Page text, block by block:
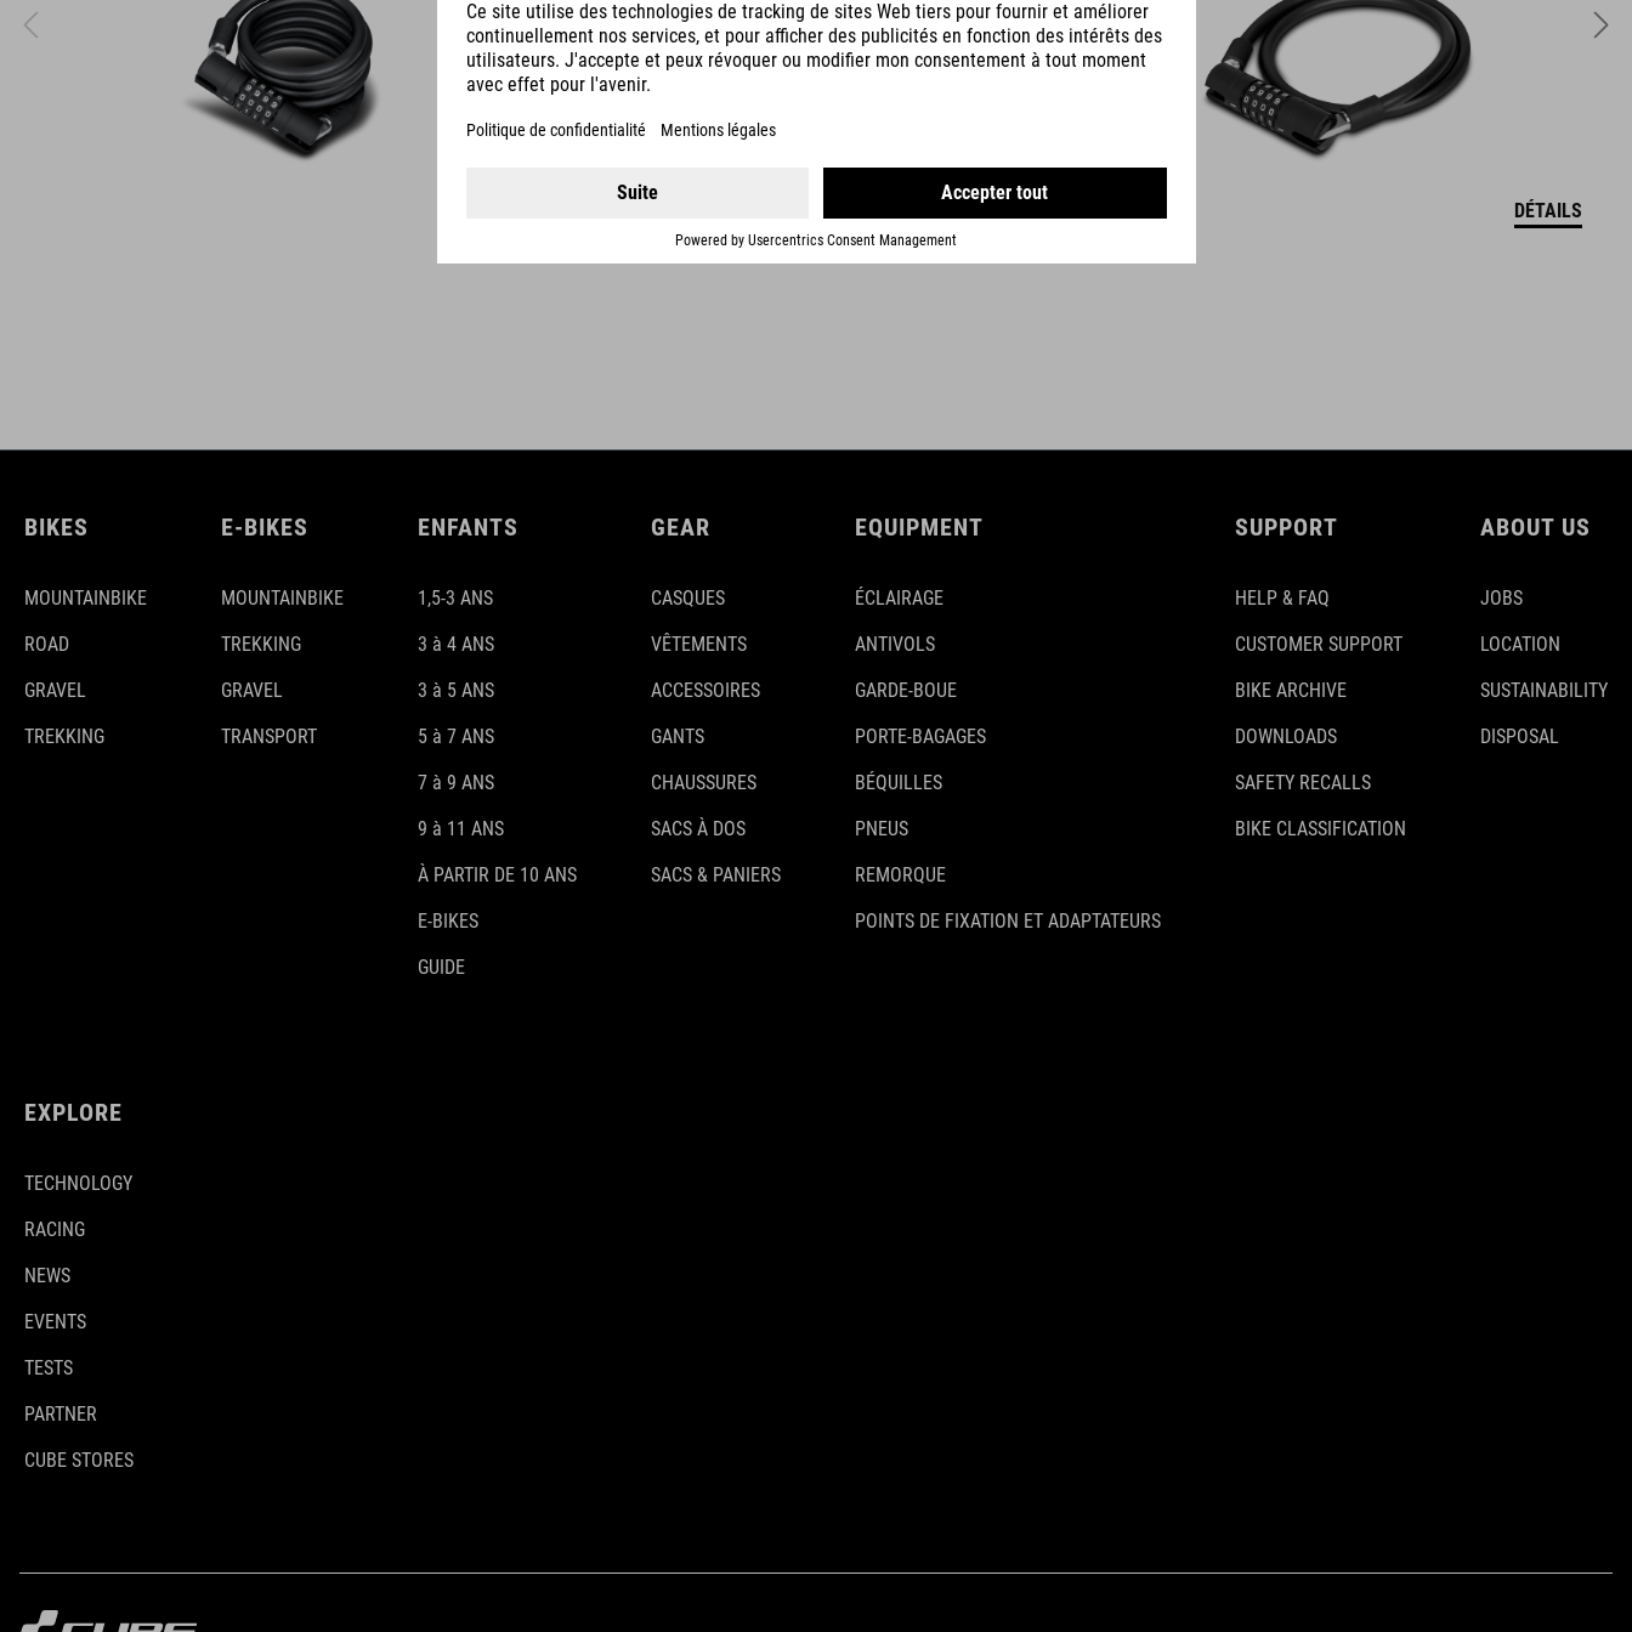
DÉTAILS
BIKES
MOUNTAINBIKE
ROAD
GRAVEL
TREKKING
E-BIKES
MOUNTAINBIKE
TREKKING
GRAVEL
TRANSPORT
ENFANTS
1,5-3 ANS
3 à 4 ANS
3 à 5 ANS
5 à 7 ANS
7 à 9 ANS
9 à 11 ANS
À PARTIR DE 10 ANS
E-BIKES
GUIDE
GEAR
CASQUES
VÊTEMENTS
ACCESSOIRES
GANTS
CHAUSSURES
SACS À DOS
SACS & PANIERS
EQUIPMENT
ÉCLAIRAGE
ANTIVOLS
GARDE-BOUE
PORTE-BAGAGES
BÉQUILLES
PNEUS
REMORQUE
POINTS DE FIXATION ET ADAPTATEURS
SUPPORT
HELP & FAQ
CUSTOMER SUPPORT
BIKE ARCHIVE
DOWNLOADS
SAFETY RECALLS
BIKE CLASSIFICATION
ABOUT US
JOBS
LOCATION
SUSTAINABILITY
DISPOSAL
EXPLORE
TECHNOLOGY
RACING
NEWS
EVENTS
TESTS
PARTNER
CUBE STORES